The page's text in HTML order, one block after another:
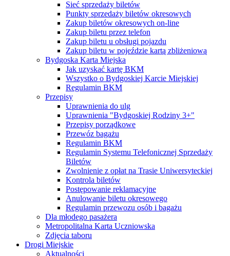
Sieć sprzedaży biletów
Punkty sprzedaży biletów okresowych
Zakup biletów okresowych on-line
Zakup biletu przez telefon
Zakup biletu u obsługi pojazdu
Zakup biletu w pojeździe kartą zbliżeniową
Bydgoska Karta Miejska
Jak uzyskać kartę BKM
Wszystko o Bydgoskiej Karcie Miejskiej
Regulamin BKM
Przepisy
Uprawnienia do ulg
Uprawnienia "Bydgoskiej Rodziny 3+"
Przepisy porządkowe
Przewóz bagażu
Regulamin BKM
Regulamin Systemu Telefonicznej Sprzedaży
Biletów
Zwolnienie z opłat na Trasie Uniwersyteckiej
Kontrola biletów
Postępowanie reklamacyjne
Anulowanie biletu okresowego
Regulamin przewozu osób i bagażu
Dla młodego pasażera
Metropolitalna Karta Uczniowska
Zdjęcia taboru
Drogi Miejskie
Aktualności